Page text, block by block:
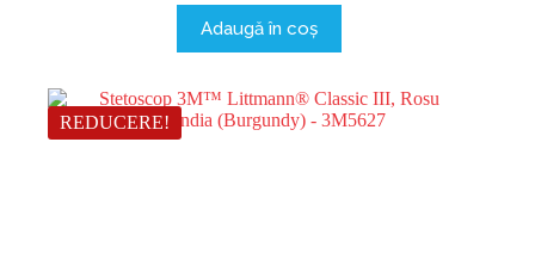
fost:
720,00 lei.
599,00 lei.
Adaugă în coș
REDUCERE!